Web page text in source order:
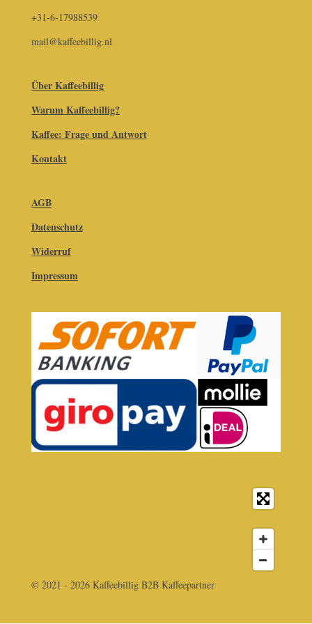
+31-6-17988539
mail@kaffeebillig.nl
Über Kaffeebillig
Warum Kaffeebillig?
Kaffee: Frage und Antwort
Kontakt
AGB
Datenschutz
Widerruf
Impressum
© 2021 - 2026 Kaffeebillig B2B Kaffeepartner